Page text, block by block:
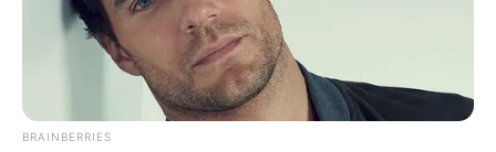
BRAINBERRIES